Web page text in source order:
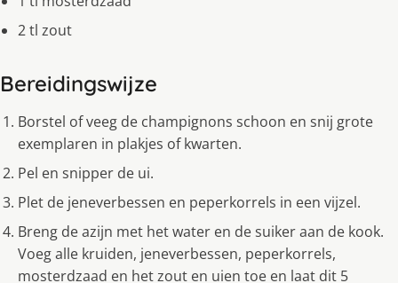
2 tl zout
Bereidingswijze
Borstel of veeg de champignons schoon en snĳ grote
exemplaren in plakjes of kwarten.
Pel en snipper de ui.
Plet de jeneverbessen en peperkorrels in een vĳzel.
Breng de azĳn met het water en de suiker aan de kook.
Voeg alle kruiden, jeneverbessen, peperkorrels,
mosterdzaad en het zout en uien toe en laat dit 5